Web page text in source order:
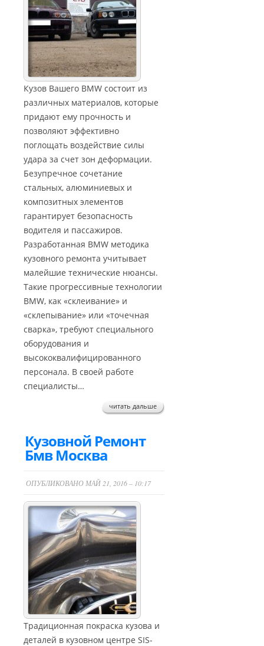
Кузов Вашего BMW состоит из
различных материалов, которые
придают ему прочность и
позволяют эффективно
поглощать воздействие силы
удара за счет зон деформации.
Безупречное сочетание
стальных, алюминиевых и
композитных элементов
гарантирует безопасность
водителя и пассажиров.
Разработанная BMW методика
кузовного ремонта учитывает
малейшие технические нюансы.
Такие прогрессивные технологии
BMW, как «склеивание» и
«склепывание» или «точечная
сварка», требуют специального
оборудования и
высококвалифицированного
персонала. В своей работе
специалисты…
читать дальше
Кузовной Ремонт
Бмв Москва
ОПУБЛИКОВАНО МАЙ 21, 2016 – 10:17
Традиционная покраска кузова и
деталей в кузовном центре SIS-